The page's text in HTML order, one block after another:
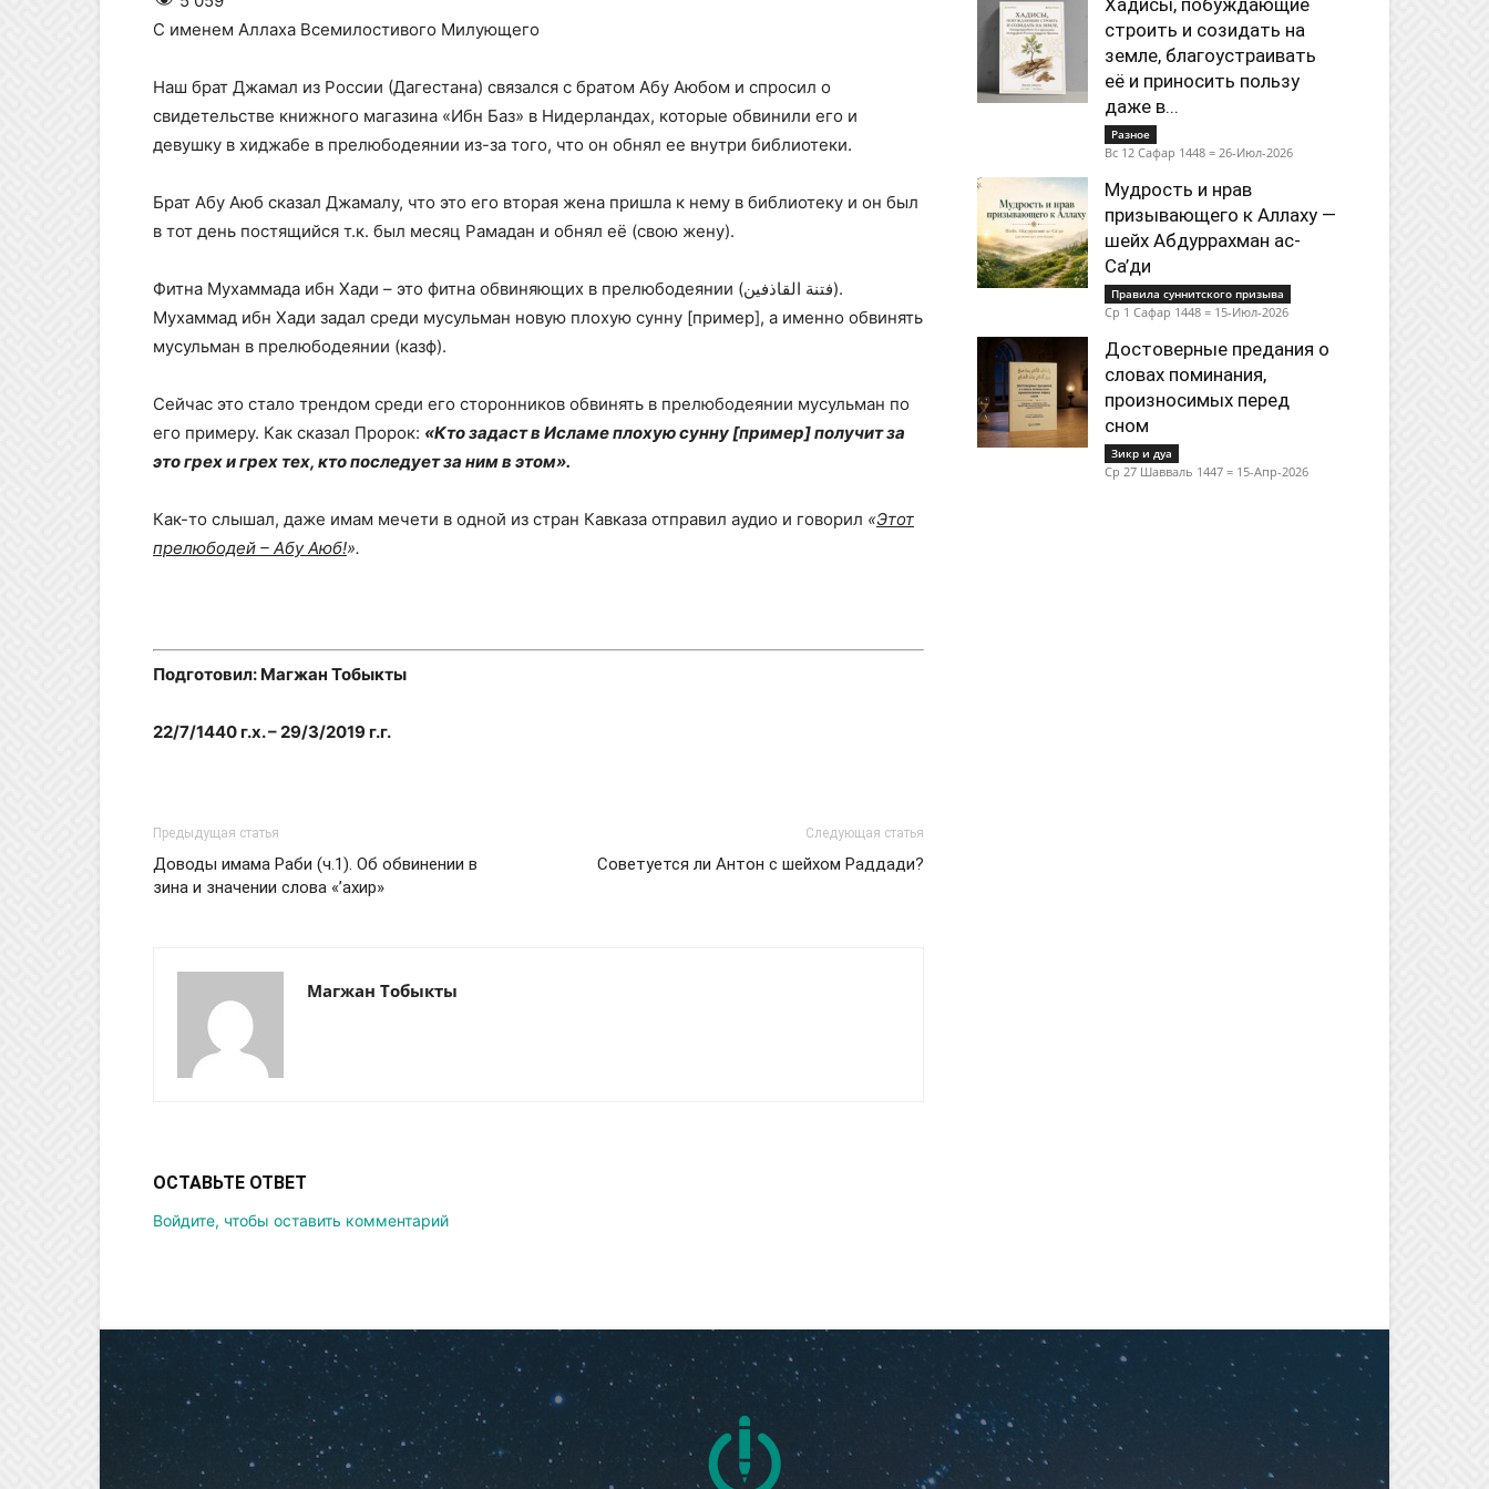
С именем Аллаха Всемилостивого Милующего
Наш брат Джамал из России (Дагестана) связался с братом Абу Аюбом и спросил о
свидетельстве книжного магазина «Ибн Баз» в Нидерландах, которые обвинили его и
девушку в хиджабе в прелюбодеянии из-за того, что он обнял ее внутри библиотеки.
Брат Абу Аюб сказал Джамалу, что это его вторая жена пришла к нему в библиотеку и он был
в тот день постящийся т.к. был месяц Рамадан и обнял её (свою жену).
Фитна Мухаммада ибн Хади – это фитна обвиняющих в прелюбодеянии (فتنة القاذفين).
Мухаммад ибн Хади задал среди мусульман новую плохую сунну [пример], а именно обвинять
мусульман в прелюбодеянии (казф).
Сейчас это стало трендом среди его сторонников обвинять в прелюбодеянии мусульман по
его примеру. Как сказал Пророк: «Кто задаст в Исламе плохую сунну [пример] получит за
это грех и грех тех, кто последует за ним в этом».
Как-то слышал, даже имам мечети в одной из стран Кавказа отправил аудио и говорил «Этот
прелюбодей – Абу Аюб!».
Подготовил: Магжан Тобыкты
22/7/1440 г.х. – 29/3/2019 г.г.
Предыдущая статья
Доводы имама Раби (ч.1). Об обвинении в
зина и значении слова «’ахир»
Следующая статья
Советуется ли Антон с шейхом Раддади?
Магжан Тобыкты
ОСТАВЬТЕ ОТВЕТ
Войдите, чтобы оставить комментарий
Хадисы, побуждающие
строить и созидать на
земле, благоустраивать
её и приносить пользу
даже в...
Разное
Вс 12 Сафар 1448 = 26-Июл-2026
Мудрость и нрав
призывающего к Аллаху —
шейх Абдуррахман ас-
Са’ди
Правила суннитского призыва
Ср 1 Сафар 1448 = 15-Июл-2026
Достоверные предания о
словах поминания,
произносимых перед
сном
Зикр и дуа
Ср 27 Шавваль 1447 = 15-Апр-2026